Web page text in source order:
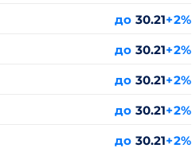
до 30.21+2%
до 30.21+2%
до 30.21+2%
до 30.21+2%
до 30.21+2%